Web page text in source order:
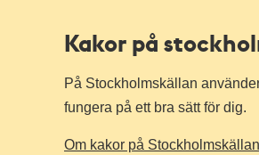
Kakor på
På Stockholmskällan
fungera på ett bra sätt för dig.
Om kakor på Stockholmskällan